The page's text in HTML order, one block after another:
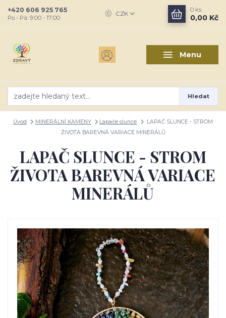
Menu
CZK
Hledat
+420 606 925 765
Po - Pá: 9:00 - 17:00
0 ks
0,00 Kč
Úvod MINERÁLNÍ KAMENY Lapače slunce
LAPAČ SLUNCE - STROM
ŽIVOTA BAREVNÁ VARIACE MINERÁLŮ
LAPAČ SLUNCE - STROM
ŽIVOTA BAREVNÁ VARIACE
MINERÁLŮ